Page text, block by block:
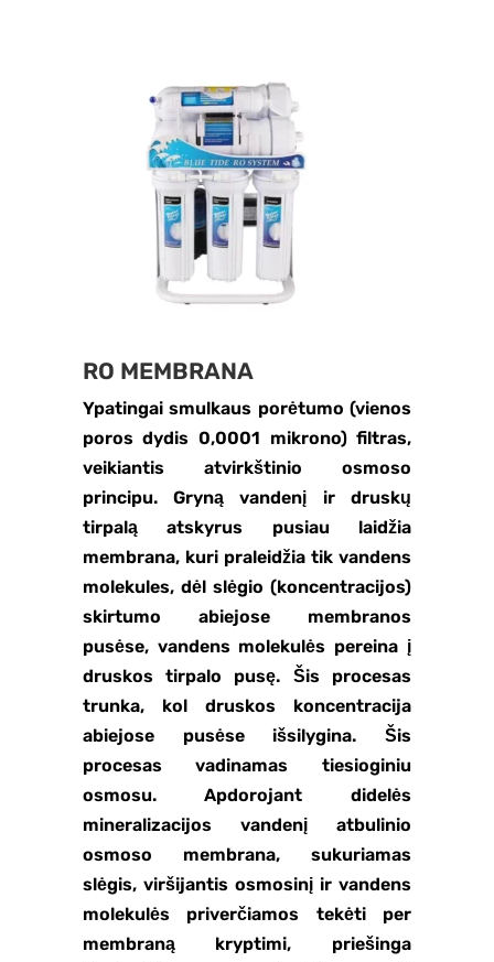
RO MEMBRANA
Ypatingai smulkaus porėtumo (vienos
poros dydis 0,0001 mikrono) filtras,
veikiantis atvirkštinio osmoso
principu. Gryną vandenį ir druskų
tirpalą atskyrus pusiau laidžia
membrana, kuri praleidžia tik vandens
molekules, dėl slėgio (koncentracijos)
skirtumo abiejose membranos
pusėse, vandens molekulės pereina į
druskos tirpalo pusę. Šis procesas
trunka, kol druskos koncentracija
abiejose pusėse išsilygina. Šis
procesas vadinamas tiesioginiu
osmosu. Apdorojant didelės
mineralizacijos vandenį atbulinio
osmoso membrana, sukuriamas
slėgis, viršijantis osmosinį ir vandens
molekulės priverčiamos tekėti per
membraną kryptimi, priešinga